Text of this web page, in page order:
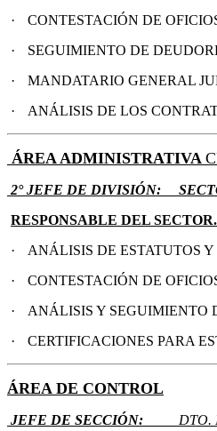
·
CONTESTACIÓN DE
·
SEGUIMIENTO DE
·
MANDATARIO GENERAL
·
ANÁLISIS DE LOS
ÁREAADMINISTRATIVA
2° JEFE DE DIVISIÓN:
RESPONSABLE DEL SECTOR.
·
ANÁLISIS DE ESTATUTOS Y
·
CONTESTACIÓN DE
·
ANÁLISIS Y SEGUIMIENTO
·
CERTIFICACIONES PARA
ÁREA DE CONTROL
JEFE DE SECCIÓN: DTO.